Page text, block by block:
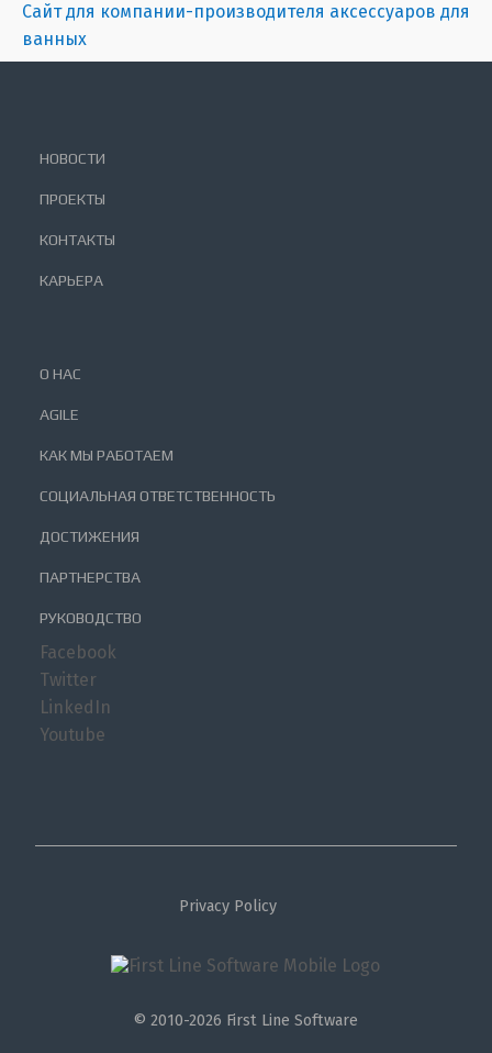
Сайт для компании-производителя аксессуаров для
ванных
НОВОСТИ
ПРОЕКТЫ
КОНТАКТЫ
КАРЬЕРА
О НАС
AGILE
КАК МЫ РАБОТАЕМ
СОЦИАЛЬНАЯ ОТВЕТСТВЕННОСТЬ
ДОСТИЖЕНИЯ
ПАРТНЕРСТВА
РУКОВОДСТВО
Facebook
Twitter
LinkedIn
Youtube
Privacy Policy
© 2010-2026 First Line Software